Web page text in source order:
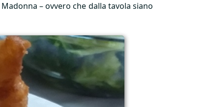
– ovvero che dalla tavola siano